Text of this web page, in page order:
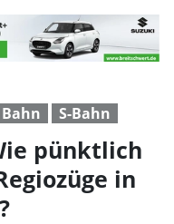
pünktlich
Bahn S-Bahn
pünktlich
in